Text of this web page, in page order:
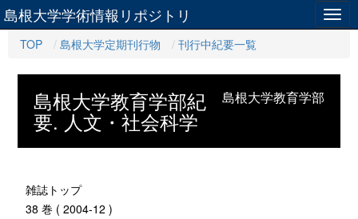
島根大学学術情報リポジトリ
TOP 島根大学定期刊行物 刊行中紀要一覧
島根大学教育学部
島根大学教育学部紀
要. 人文・社会科学
雑誌トップ
38 巻 ( 2004-12 )